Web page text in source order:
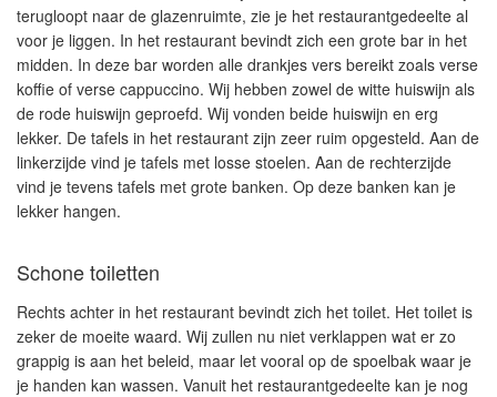
terugloopt naar de glazenruimte, zie je het restaurantgedeelte al
voor je liggen. In het restaurant bevindt zich een grote bar in het
midden. In deze bar worden alle drankjes vers bereikt zoals verse
koffie of verse cappuccino. Wij hebben zowel de witte huiswijn als
de rode huiswijn geproefd. Wij vonden beide huiswijn en erg
lekker. De tafels in het restaurant zijn zeer ruim opgesteld. Aan de
linkerzijde vind je tafels met losse stoelen. Aan de rechterzijde
vind je tevens tafels met grote banken. Op deze banken kan je
lekker hangen.
Schone toiletten
Rechts achter in het restaurant bevindt zich het toilet. Het toilet is
zeker de moeite waard. Wij zullen nu niet verklappen wat er zo
grappig is aan het beleid, maar let vooral op de spoelbak waar je
je handen kan wassen. Vanuit het restaurantgedeelte kan je nog